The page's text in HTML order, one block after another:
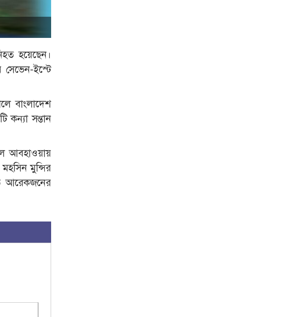
হয়েছেন।
সেভেন-ইস্টে
বাংলাদেশ
কন্যা সন্তান
আবহাওয়ায়
মুন্সির
আরেকজনের